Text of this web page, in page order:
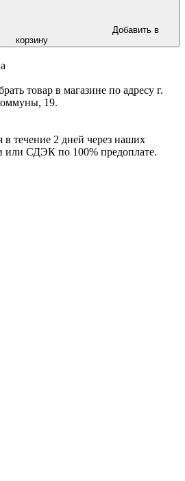
Добавить в
корзину
товар в магазине по адресу г.
19.
в течение 2 дней через наших
или СДЭК по 100% предоплате.